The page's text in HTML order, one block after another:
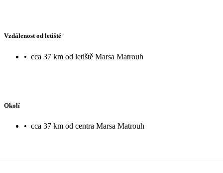
Vzdálenost od letiště
• cca 37 km od letiště Marsa Matrouh
Okolí
• cca 37 km od centra Marsa Matrouh